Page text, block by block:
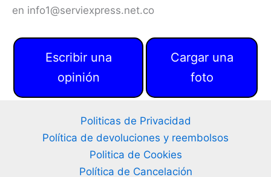
en info1@serviexpress.net.co
Escribir una
opinión
Cargar una
foto
Politicas de Privacidad
Política de devoluciones y reembolsos
Politica de Cookies
Política de Cancelación